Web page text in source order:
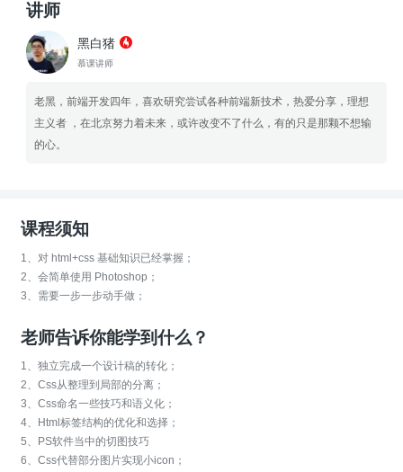
讲师
黑白猪
慕课讲师
老黑，前端开发四年，喜欢研究尝试各种前端新技术，热爱分享，理想
主义者 ，在北京努力着未来，或许改变不了什么，有的只是那颗不想输
的心。
课程须知
1、对 html+css 基础知识已经掌握；
2、会简单使用 Photoshop；
3、需要一步一步动手做；
老师告诉你能学到什么？
1、独立完成一个设计稿的转化；
2、Css从整理到局部的分离；
3、Css命名一些技巧和语义化；
4、Html标签结构的优化和选择；
5、PS软件当中的切图技巧
6、Css代替部分图片实现小icon；